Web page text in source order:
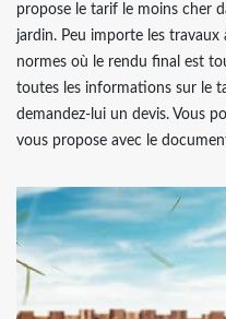
propose le tarif le moins cher
jardin. Peu importe les travaux
normes où le rendu final est
toutes les informations sur le
demandez-lui un devis. Vous
vous propose avec le